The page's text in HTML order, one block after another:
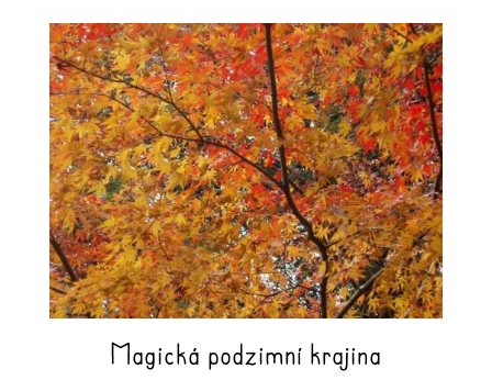
Magická podzimní krajina